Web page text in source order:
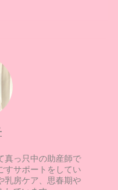
真っ只中の助産師で
すサポートをしてい
乳房ケア、思春期や